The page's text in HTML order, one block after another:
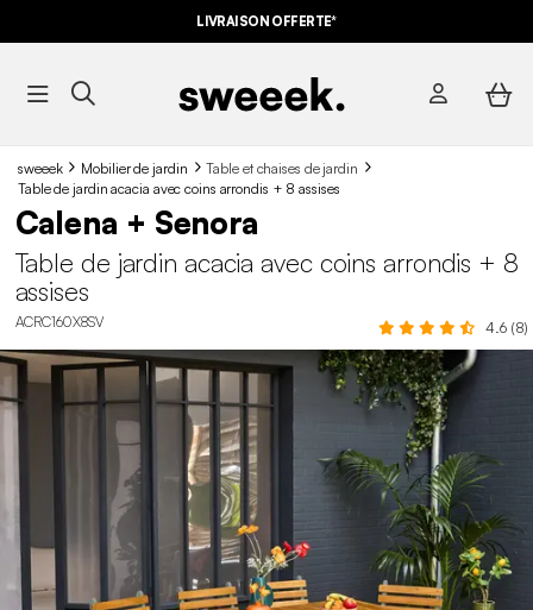
LIVRAISON OFFERTE*
sweeek Mobilier de jardin
Table et chaises de jardin
Table de jardin acacia avec coins arrondis + 8 assises
Calena + Senora
Table de jardin acacia avec coins arrondis + 8
assises
ACRC160X8SV 4.6 (8)